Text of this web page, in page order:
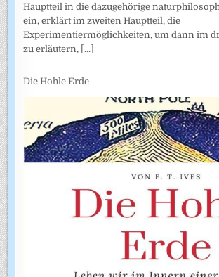
Hauptteil in die dazugehörige
ein, erklärt im zweiten Hauptteil, die
Experimentiermöglichkeiten, um dann im
zu erläutern, [...]
Die Hohle Erde